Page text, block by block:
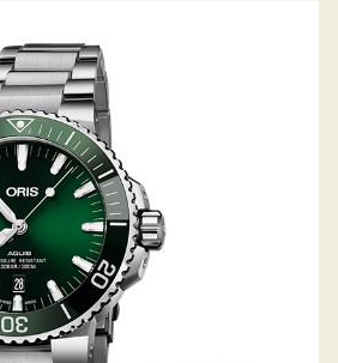
AQUIS DATE